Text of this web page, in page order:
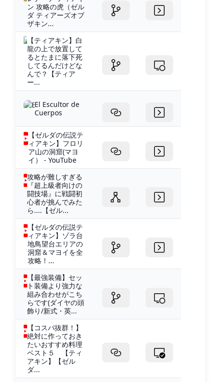
ン 攻略の虎（ゼル
ダ ティアーズオブ
ザキン...
【ティアキン】白
龍の上で放置して
るとたまに落下死
してるんだけどな
んで？【ティア
ー...
El Escultor de
Cuerpos
【ゼルダの伝説テ
ィアキン】フロリ
ア山の洞窟(マヨ
イ） - YouTube
攻略が難しすぎる
『超上級者向けの
闘技場』に戦闘初
心者が挑んでみた
ら....【ゼル...
【ゼルダの伝説テ
ィアキン】ゾラ台
地鳥望台エリアの
洞窟＆マヨイを全
攻略！...
【最強装備】セッ
ト装備より強力な
組み合わせがこち
らです(ダイヤの頭
飾り/新式・英...
【コスパ抜群！】
絶対に作っておき
たいおすすめ料理
ベスト５ 【ティ
アキン】【ゼル
ダ...